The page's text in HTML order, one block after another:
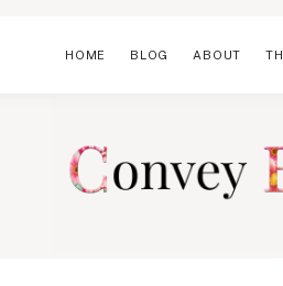
HOME BLOG ABOUT